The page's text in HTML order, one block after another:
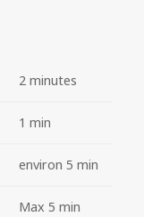
2 minutes
1 min
environ 5 min
Max 5 min